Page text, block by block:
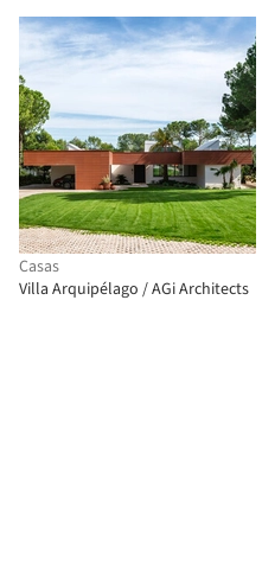
Casas
Villa Arquipélago / AGi Architects